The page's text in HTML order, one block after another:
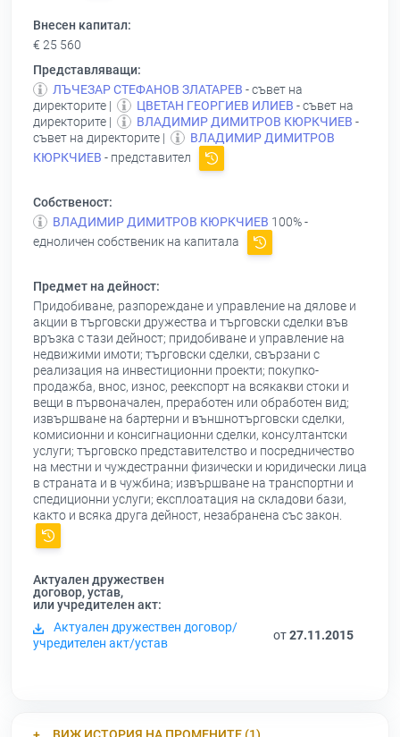
Внесен капитал:
€ 25 560
Представляващи:
ЛЪЧЕЗАР СТЕФАНОВ ЗЛАТАРЕВ - съвет на
директорите |
ЦВЕТАН ГЕОРГИЕВ ИЛИЕВ - съвет на
директорите |
ВЛАДИМИР ДИМИТРОВ КЮРКЧИЕВ -
съвет на директорите |
ВЛАДИМИР ДИМИТРОВ
КЮРКЧИЕВ - представител
Собственост:
ВЛАДИМИР ДИМИТРОВ КЮРКЧИЕВ 100% -
едноличен собственик на капитала
Предмет на дейност:
Придобиване, разпореждане и управление на дялове и
акции в търговски дружества и търговски сделки във
връзка с тази дейност; придобиване и управление на
недвижими имоти; търговски сделки, свързани с
реализация на инвестиционни проекти; покупко-
продажба, внос, износ, реекспорт на всякакви стоки и
вещи в първоначален, преработен или обработен вид;
извършване на бартерни и външнотърговски сделки,
комисионни и консигнационни сделки, консултантски
услуги; търговско представителство и посредничество
на местни и чуждестранни физически и юридически лица
в страната и в чужбина; извършване на транспортни и
спедиционни услуги; експлоатация на складови бази,
както и всяка друга дейност, незабранена със закон.
Актуален дружествен
договор, устав,
или учредителен акт:
Актуален дружествен договор/
учредителен акт/устав
от27.11.2015